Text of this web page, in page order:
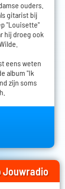
ouders.
gitarist bij
"Louisette"
hij droeg ook
eens weten
album "Ik
zijn soms
Jouwradio